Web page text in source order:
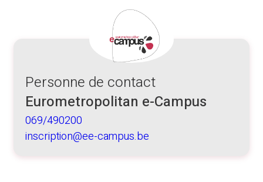
Personne de contact
Eurometropolitan e-Campus
069/490200
inscription@ee-campus.be